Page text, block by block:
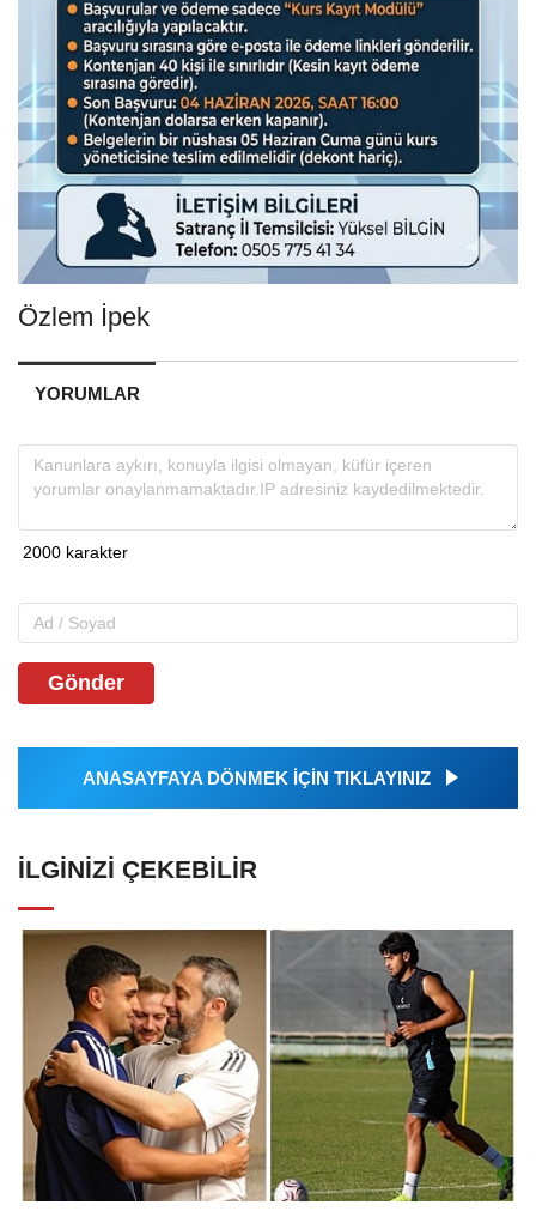
Özlem İpek
YORUMLAR
Gönder
ANASAYFAYA DÖNMEK İÇİN TIKLAYINIZ
İLGINIZI ÇEKEBILIR